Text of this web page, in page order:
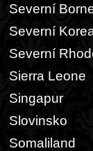
Severní
Severní
Severní
Sierra Leone
Singapur
Slovinsko
Somaliland